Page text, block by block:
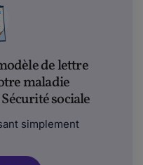
de lettre
maladie
sociale
simplement